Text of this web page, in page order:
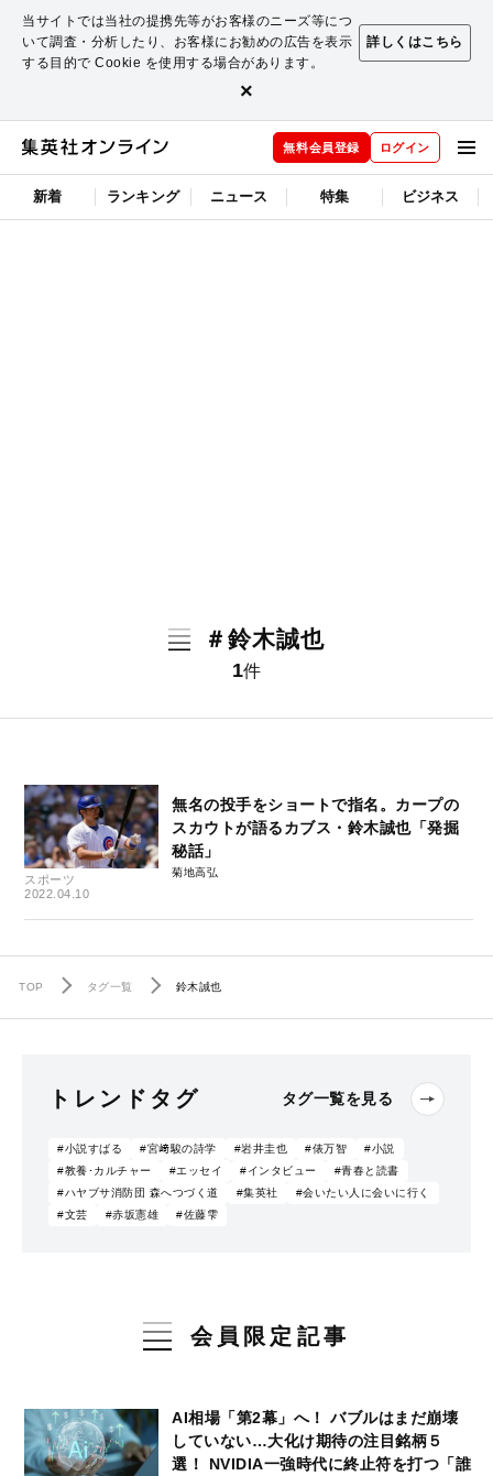
当サイトでは当社の提携先等がお客様のニーズ等につ
いて調査・分析したり、お客様にお勧めの広告を表示
する目的で Cookie を使用する場合があります。
詳しくはこちら
×
無料会員登録 ログイン
新着 ランキング ニュース 特集 ビジネス
＃鈴木誠也
1件
スポーツ
2022.04.10
無名の投手をショートで指名。カープの
スカウトが語るカブス・鈴木誠也「発掘
秘話」
菊地高弘
TOP タグ一覧 鈴木誠也
トレンドタグ タグ一覧を見る
#小説すばる #宮﨑駿の詩学 #岩井圭也 #俵万智
#小説
#教養･カルチャー
#エッセイ #インタビュー
#青春と読書
#ハヤブサ消防団 森へつづく道
#集英社
#会いたい人に会いに行く
#文芸
#赤坂憲雄 #佐藤雫
会員限定記事
AI相場「第2幕」へ！ バブルはまだ崩壊
していない…大化け期待の注目銘柄５
選！ NVIDIA一強時代に終止符を打つ「誰